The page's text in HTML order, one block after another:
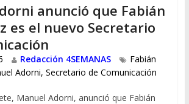
anunció que Fabián
es el nuevo Secretario
Redacción 4SEMANAS
Fabián
Adorni, Secretario de Comunicación
Manuel Adorni, anunció que Fabián